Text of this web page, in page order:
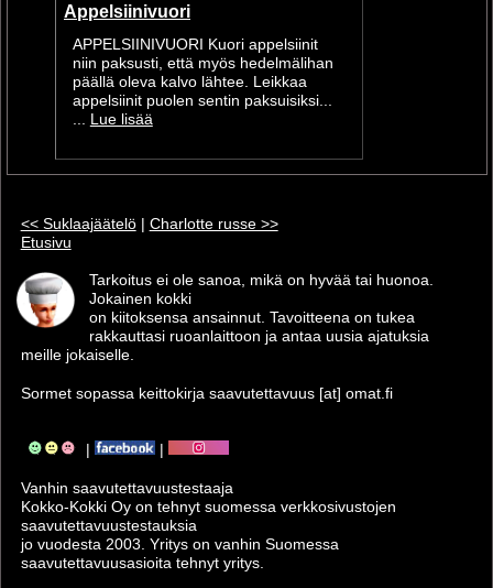
Appelsiinivuori
APPELSIINIVUORI Kuori appelsiinit
niin paksusti, että myös hedelmälihan
päällä oleva kalvo lähtee. Leikkaa
appelsiinit puolen sentin paksuisiksi...
Lue lisää
<< Suklaajäätelö| Charlotte russe >>
Etusivu
Tarkoitus ei ole sanoa, mikä on hyvää tai huonoa.
Jokainen kokki
on kiitoksensa ansainnut. Tavoitteena on tukea
rakkauttasi ruoanlaittoon ja antaa uusia ajatuksia
meille jokaiselle.
Sormet sopassa keittokirja saavutettavuus [at] omat.fi
Vanhin saavutettavuus­testaaja
Kokko-Kokki Oy on tehnyt suomessa verkkosivustojen
saavutettavuus­testauksia
jo vuodesta 2003. Yritys on vanhin Suomessa
saavutettavuusasioita tehnyt yritys.